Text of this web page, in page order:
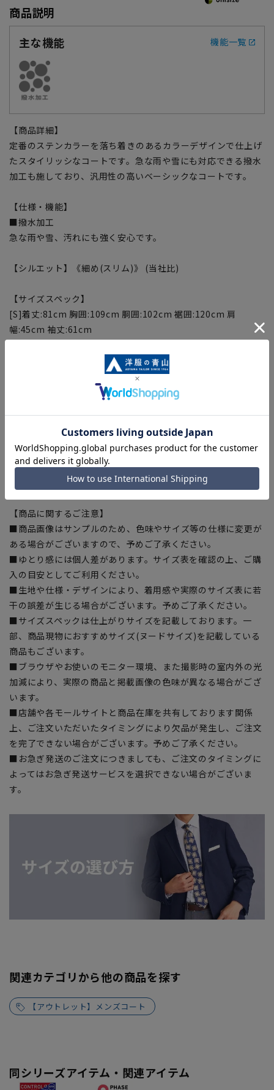
商品説明
主な機能
機能一覧
【商品詳細】
定番のステンカラーを落ち着きのあるカラーデザインで仕上げ
たスタイリッシなコートです。急な雨や雪にも対応できる撥水
加工も施しており、汎用性の高いベーシックなコートです。
【仕様・機能】
■撥水加工
急な雨や雪、汚れにも強く安心です。
【シルエット】《細め(スリム)》 (当社比)
【サイズスペック】
[S]着丈:81cm 胸囲:109cm 胴囲:102cm 裾囲:120cm 肩
幅:45cm 袖丈:61cm
[L]着丈:87cm 胸囲:115cm 胴囲:108cm 裾囲:126cm 肩
[3L]着丈:93cm 胸囲:121cm 胴囲:114cm 裾囲:132cm 肩
幅:49cm 袖丈:67cm
[4L]着丈:96cm 胸囲:124cm 胴囲:117cm 裾囲:135cm 肩
幅:50cm 袖丈:68.5cm
【商品に関するご注意】
■商品画像はサンプルのため、色味やサイズ等の仕様に変更が
ある場合がございますので、予めご了承ください。
■ゆとり感には個人差があります。サイズ表を確認の上、ご購
入の目安としてご利用ください。
■生地や仕様・デザインにより、着用感や実際のサイズ表に若
干の誤差が生じる場合がございます。予めご了承ください。
■サイズスペックは仕上がりサイズを記載しております。一
部、商品現物におすすめサイズ(ヌードサイズ)を記載している
商品もございます。
■ブラウザやお使いのモニター環境、また撮影時の室内外の光
加減により、実際の商品と掲載画像の色味が異なる場合がござ
います。
■店舗や各モールサイトと商品在庫を共有しております関係
上、ご注文いただいたタイミングにより欠品が発生し、ご注文
を完了できない場合がございます。予めご了承ください。
■お急ぎ発送のご注文につきましても、ご注文のタイミングに
よってはお急ぎ発送サービスを選択できない場合がございま
す。
関連カテゴリから他の商品を探す
【アウトレット】メンズコート
同シリーズアイテム・関連アイテム